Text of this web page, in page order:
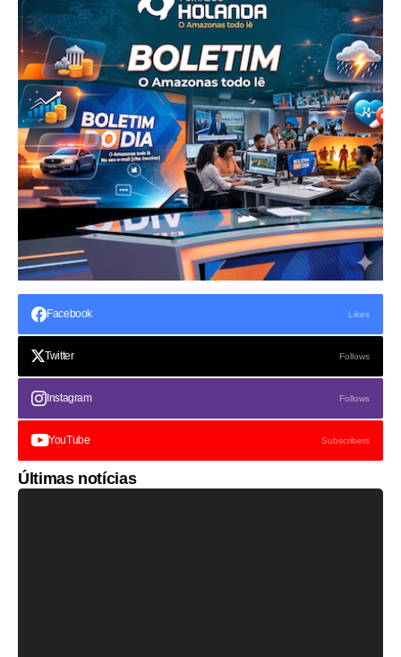
Facebook Likes
Twitter Follows
Instagram Follows
YouTube Subscribers
Últimas notícias